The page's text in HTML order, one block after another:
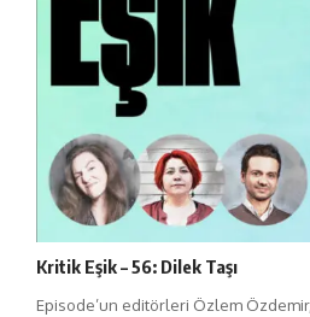
Kritik Eşik – 56: Dilek Taşı
Episode’un editörleri Özlem